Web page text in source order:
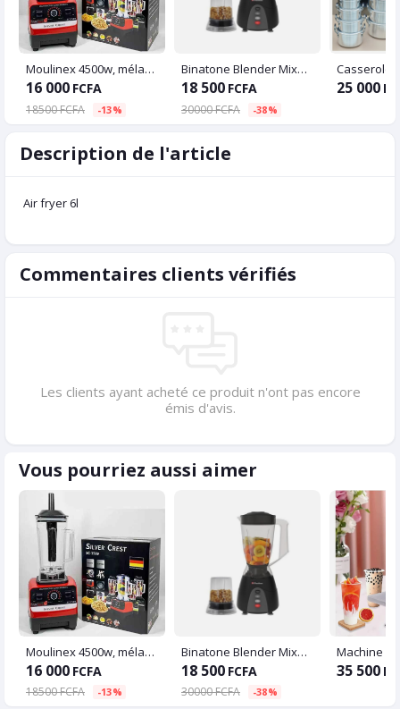
Moulinex 4500w, mélangeur multifonctionnel professionnel, robot culinaire
16 000 FCFA
18500 FCFA -13%
Binatone Blender Mixeur Moulin 350 W - 1.5 Litres
18 500 FCFA
30000 FCFA -38%
25 000
Description de l'article
Air fryer 6l
Commentaires clients vérifiés
Les clients ayant acheté ce produit n'ont pas encore
émis d'avis.
Vous pourriez aussi aimer
Moulinex 4500w, mélangeur multifonctionnel professionnel, robot culinaire
16 000 FCFA
18500 FCFA -13%
Binatone Blender Mixeur Moulin 350 W - 1.5 Litres
18 500 FCFA
30000 FCFA -38%
Machine
35 500